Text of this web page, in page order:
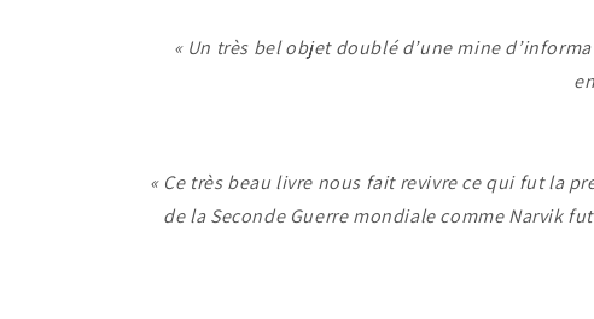
« Un très bel objet doublé d’une mine
« Ce très beau livre nous fait revivre ce qui fut la
de la Seconde Guerre mondiale comme Narvik